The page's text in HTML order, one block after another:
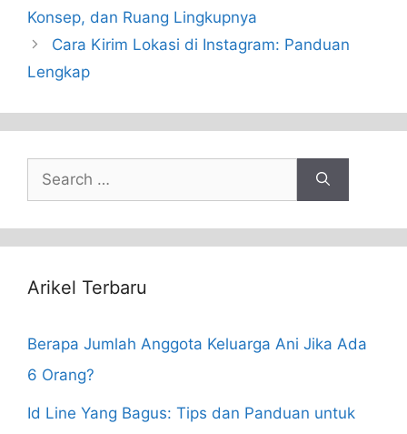
Konsep, dan Ruang Lingkupnya
Cara Kirim Lokasi di Instagram: Panduan
Lengkap
Search
for:
Arikel Terbaru
Berapa Jumlah Anggota Keluarga Ani Jika Ada
6 Orang?
Id Line Yang Bagus: Tips dan Panduan untuk